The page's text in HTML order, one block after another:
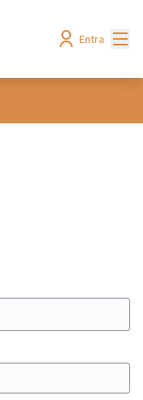
Entra